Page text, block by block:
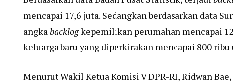
mencapai 17,6 juta. Sedangkan berdasarkan data
angkabacklogkepemilikan perumahan mencapai
keluarga baru yang diperkirakan mencapai 800
Menurut Wakil Ketua Komisi V DPR-RI, Ridwan